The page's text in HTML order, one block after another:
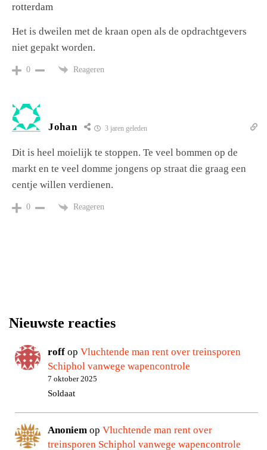
rotterdam
Het is dweilen met de kraan open als de opdrachtgevers
niet gepakt worden.
0 Reageren
Johan 3 jaren geleden
Dit is heel moielijk te stoppen. Te veel bommen op de
markt en te veel domme jongens op straat die graag een
centje willen verdienen.
0 Reageren
Nieuwste reacties
roff opVluchtende man rent over treinsporen
Schiphol vanwege wapencontrole
7 oktober 2025
Soldaat
Anoniem opVluchtende man rent over
treinsporen Schiphol vanwege wapencontrole